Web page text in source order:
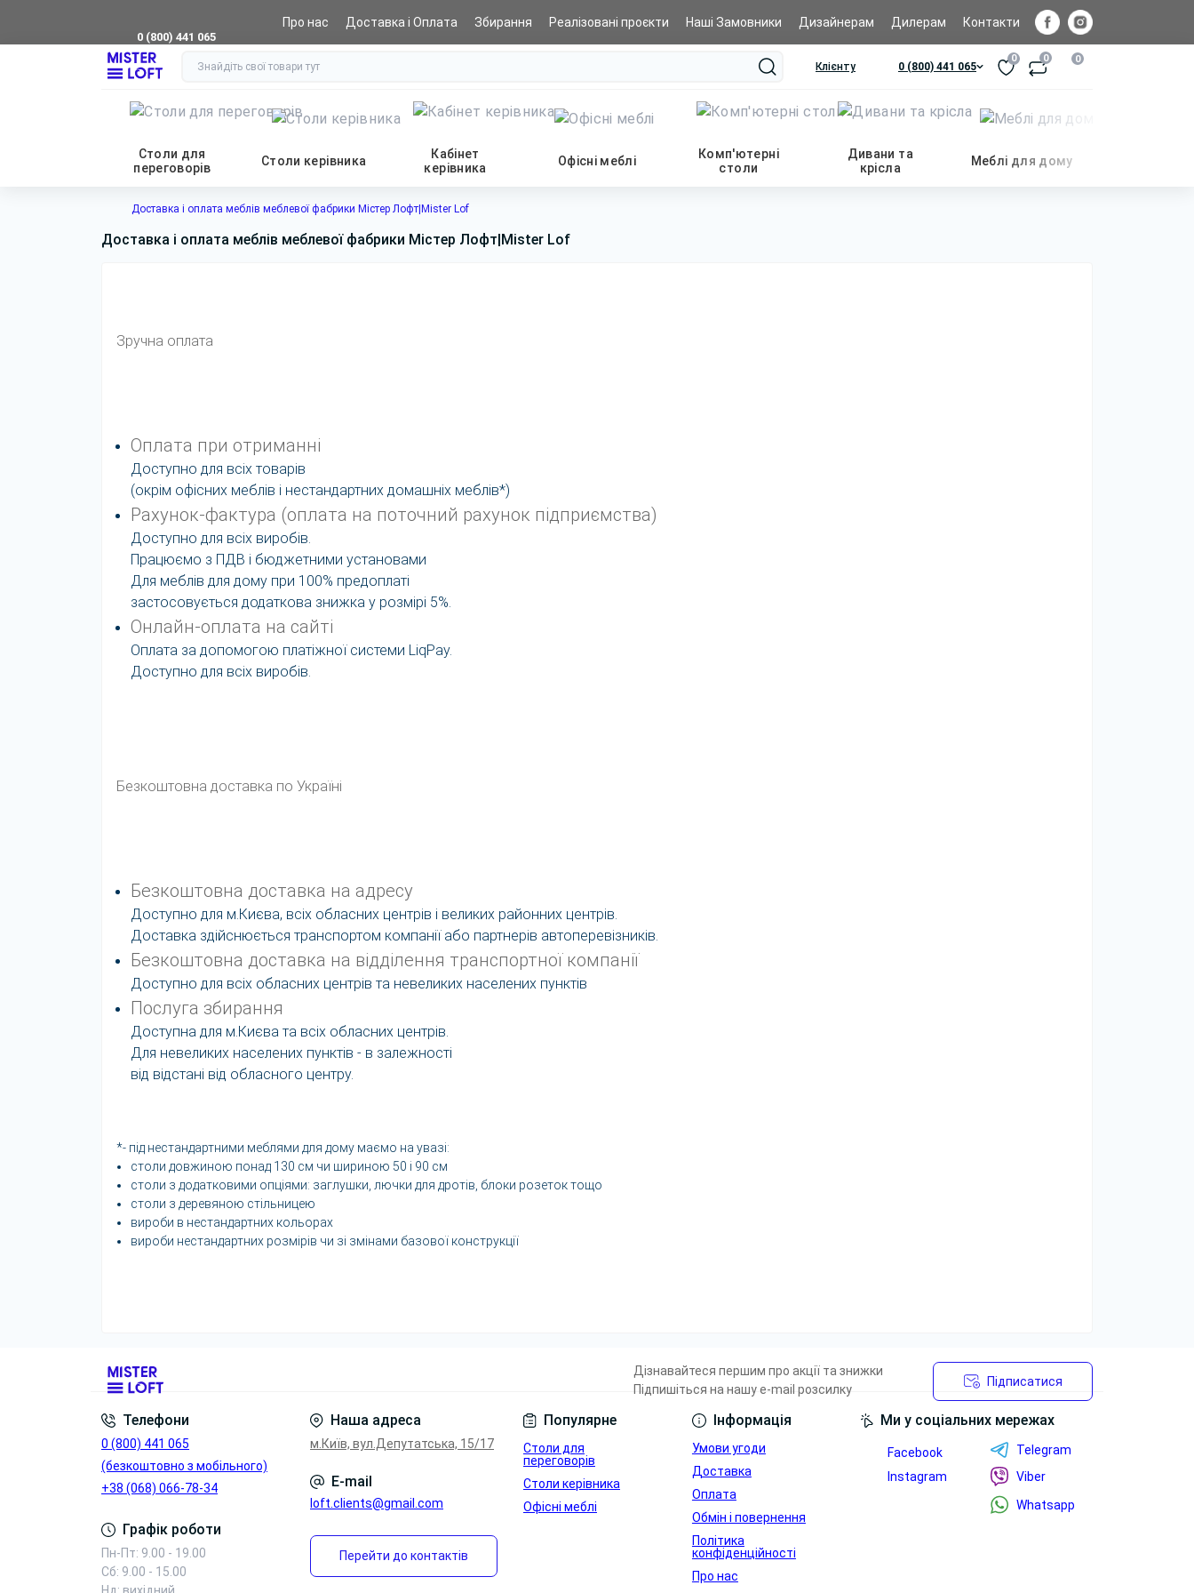
0 (800) 441 065
Про нас Доставка і Оплата Збирання Реалізовані проєкти Наші Замовники Дизайнерам Дилерам Контакти
Клієнту 0 (800) 441 065
0 0 0
Столи для
переговорів
Столи керівника
Кабінет
керівника
Офісні меблі
Комп'ютерні
столи
Дивани та
крісла
Меблі для дому
Доставка і оплата меблів меблевої фабрики Містер Лофт|Mister Lof
Доставка і оплата меблів меблевої фабрики Містер Лофт|Mister Lof
Зручна оплата
Оплата при отриманні
Доступно для всіх товарів
(окрім офісних меблів і нестандартних домашніх меблів*)
Рахунок-фактура (оплата на поточний рахунок підприємства)
Доступно для всіх виробів.
Працюємо з ПДВ і бюджетними установами
Для меблів для дому при 100% предоплаті
застосовується додаткова знижка у розмірі 5%.
Онлайн-оплата на сайті
Оплата за допомогою платіжної системи LiqPay.
Доступно для всіх виробів.
Безкоштовна доставка по Україні
Безкоштовна доставка на адресу
Доступно для м.Києва, всіх обласних центрів і великих районних центрів.
Доставка здійснюється транспортом компанії або партнерів автоперевізників.
Безкоштовна доставка на відділення транспортної компанії
Доступно для всіх обласних центрів та невеликих населених пунктів
Послуга збирання
Доступна для м.Києва та всіх обласних центрів.
Для невеликих населених пунктів - в залежності
від відстані від обласного центру.
*- під нестандартними меблями для дому маємо на увазі:
столи довжиною понад 130 см чи шириною 50 і 90 см
столи з додатковими опціями: заглушки, лючки для дротів, блоки розеток тощо
столи з деревяною стільницею
вироби в нестандартних кольорах
вироби нестандартних розмірів чи зі змінами базової конструкції
Дізнавайтеся першим про акції та знижки
Підпишіться на нашу e-mail розсилку
Підписатися
Умови угоди
Телефони
0 (800) 441 065
(безкоштовно з мобільного)
+38 (068) 066-78-34
Графік роботи
Пн-Пт: 9.00 - 19.00
Сб: 9.00 - 15.00
Наша адреса
м.Київ, вул.Депутатська, 15/17
E-mail
loft.clients@gmail.com
Перейти до контактів
Популярне
Столи для
переговорів
Столи керівника
Офісні меблі
Інформація
Умови угоди
Доставка
Оплата
Обмін і повернення
Політика
конфіденційності
Про нас
Ми у соціальних мережах
Facebook
Instagram
Telegram
Viber
Whatsapp